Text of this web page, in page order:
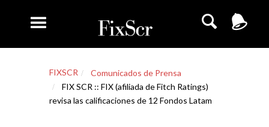
FIXSCR
Comunicados de Prensa
FIX SCR :: FIX (afiliada de Fitch Ratings)
revisa las calificaciones de 12 Fondos Latam